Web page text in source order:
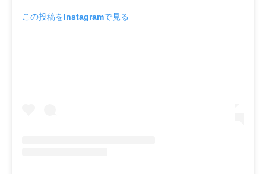
この投稿をInstagramで見る